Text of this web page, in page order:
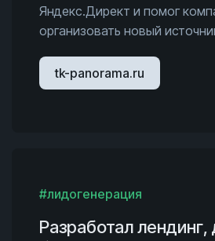
Яндекс.Директ и помог
организовать новый
tk-panorama.ru
#лидогенерация
Разработал